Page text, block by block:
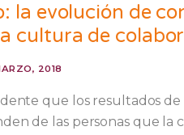
la evolución de
cultura de
2018
que los resultados
de las personas que la